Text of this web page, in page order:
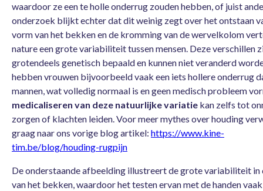
waardoor ze een te holle onderrug zouden hebben, of juist
onderzoek blijkt echter dat dit weinig zegt over het ontstaan
vorm van het bekken en de kromming van de wervelkolom
nature een grote variabiliteit tussen mensen. Deze verschillen
grotendeels genetisch bepaald en kunnen niet veranderd
hebben vrouwen bijvoorbeeld vaak een iets hollere onderrug
mannen, wat volledig normaal is en geen medisch probleem
medicaliseren van deze natuurlijke variatie kan zelfs tot
zorgen of klachten leiden. Voor meer mythes over houding
graag naar ons vorige blog artikel: https://www.kine-
tim.be/blog/houding-rugpijn
De onderstaande afbeelding illustreert de grote variabiliteit in
van het bekken, waardoor het testen ervan met de handen